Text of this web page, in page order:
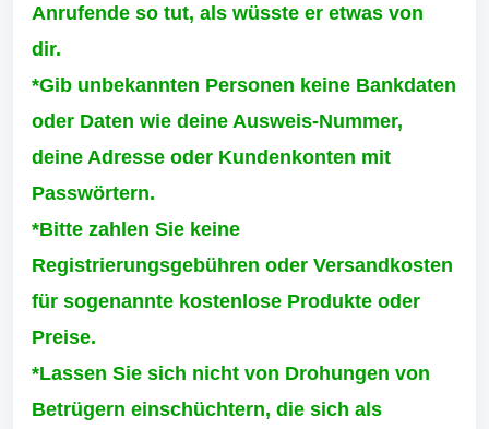
Anrufende so tut, als wüsste er etwas von
dir.
*Gib unbekannten Personen keine Bankdaten
oder Daten wie deine Ausweis-Nummer,
deine Adresse oder Kundenkonten mit
Passwörtern.
*Bitte zahlen Sie keine
Registrierungsgebühren oder Versandkosten
für sogenannte kostenlose Produkte oder
Preise.
*Lassen Sie sich nicht von Drohungen von
Betrügern einschüchtern, die sich als